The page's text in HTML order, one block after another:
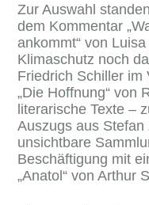
Zur Auswahl
dem Kommentar
ankommt“ von
Klimaschutz noch
Friedrich Schiller im
„Die Hoffnung“ von
literarische Texte –
Auszugs aus Stefan
unsichtbare
Beschäftigung mit
„Anatol“ von Arthur